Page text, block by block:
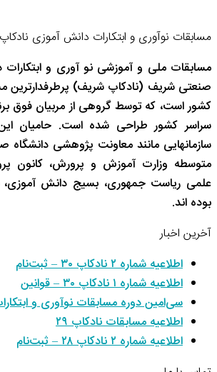
مسابقات نوآوری و ابتکارات دانش آموزی نادکاپ
مسابقات ملی و آموزشی نو آوری و
صنعتی شریف (نادکاپ شریف) پرطرفدارترین
کشور است، که توسط گروهی از مربیان فوق
سراسر کشور طراحی شده است. حامیان
سازمانهایی مانند معاونت پژوهشی
متوسطه وزارت آموزش و پرورش، کانون
علمی ریاست جمهوری، بسیج دانش
بوده اند.
آخرین اخبار
اطلاعیه شماره ۲ نادکاپ ۳۰ – ثبت‌نام
اطلاعیه شماره ۱ نادکاپ ۳۰ – قوانین
سی‌امین دوره مسابقات نوآوری و
اطلاعیه مسابقات نادکاپ ۲۹
اطلاعیه شماره ۲ نادکاپ ۲۸ – ثبت‌نام